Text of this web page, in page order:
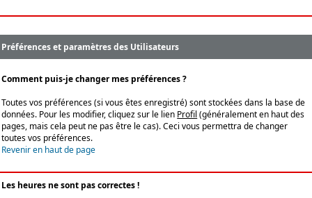
Préférences et paramètres des Utilisateurs
Comment puis-je changer mes préférences ?
Toutes vos préférences (si vous êtes enregistré) sont stockées dans la base de
données. Pour les modifier, cliquez sur le lien Profil (généralement en haut des
pages, mais cela peut ne pas être le cas). Ceci vous permettra de changer
toutes vos préférences.
Revenir en haut de page
Les heures ne sont pas correctes !